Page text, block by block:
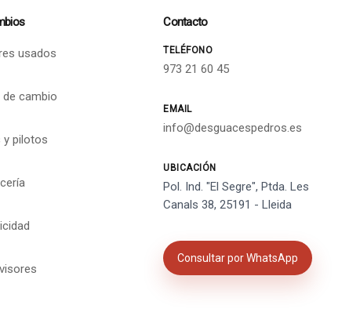
usados
de cambio
y pilotos
Contacto
TELÉFONO
973 21 60 45
EMAIL
info@desguacespedros.es
UBICACIÓN
Pol. Ind. "El Segre", Ptda. Les
Canals 38, 25191 - Lleida
Consultar por WhatsApp